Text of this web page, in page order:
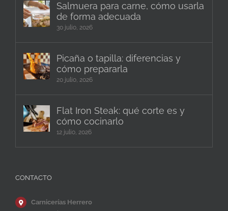
Salmuera para carne, cómo usarla
de forma adecuada
30 julio, 2026
Picaña o tapilla: diferencias y
cómo prepararla
20 julio, 2026
Flat Iron Steak: qué corte es y
cómo cocinarlo
12 julio, 2026
CONTACTO
Carnicerías Herrero